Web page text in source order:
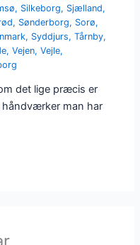
, Silkeborg, Sjælland,
, Sønderborg, Sorø,
, Syddjurs,Tårnby,
,Vejen,Vejle,
det lige præcis er
håndværker man har